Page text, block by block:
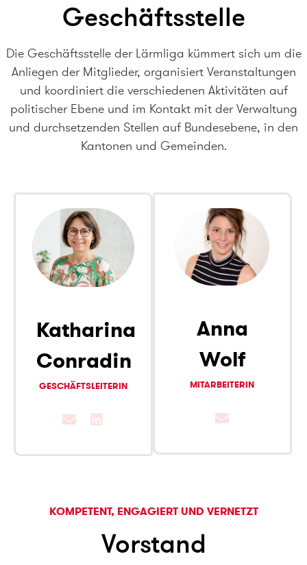
Geschäftsstelle
Die Geschäftsstelle der Lärmliga kümmert sich um die
Anliegen der Mitglieder, organisiert Veranstaltungen
und koordiniert die verschiedenen Aktivitäten auf
politischer Ebene und im Kontakt mit der Verwaltung
und durchsetzenden Stellen auf Bundesebene, in den
Kantonen und Gemeinden.
Katharina
Conradin
GESCHÄFTSLEITERIN
Anna
Wolf
MITARBEITERIN
KOMPETENT, ENGAGIERT UND VERNETZT
Vorstand